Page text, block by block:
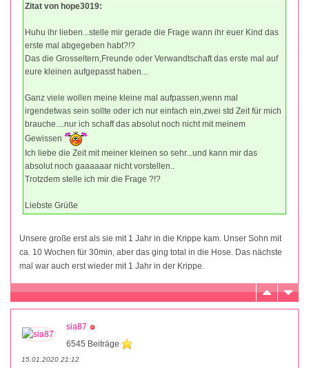
Zitat von hope3019:
Huhu ihr lieben...stelle mir gerade die Frage wann ihr euer Kind das
erste mal abgegeben habt?!?
Das die Grosseltern,Freunde oder Verwandtschaft das erste mal auf
eure kleinen aufgepasst haben...
Ganz viele wollen meine kleine mal aufpassen,wenn mal
irgendetwas sein sollte oder ich nur einfach ein,zwei std Zeit für mich
brauche....nur ich schaff das absolut noch nicht mit meinem
Gewissen
Ich liebe die Zeit mit meiner kleinen so sehr...und kann mir das
absolut noch gaaaaaar nicht vorstellen..
Trotzdem stelle ich mir die Frage ?!?
Liebste Grüße
Unsere große erst als sie mit 1 Jahr in die Krippe kam. Unser Sohn mit
ca. 10 Wochen für 30min, aber das ging total in die Hose. Das nächste
mal war auch erst wieder mit 1 Jahr in der Krippe.
sia87
6545 Beiträge
15.01.2020 21:12